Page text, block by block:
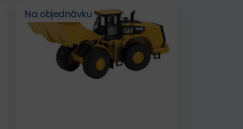
Na objednávku